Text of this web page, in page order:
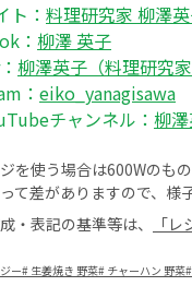
： 料理研究家 柳澤
： 柳澤 英子
柳澤英子（料理研究家
： eiko_yanagisawa
チャンネル： 柳
を使う場合は600Wのも
て差がありますので、様
・表記の基準等は、
「
ー# 生姜焼き 野菜# チャーハン 野菜#